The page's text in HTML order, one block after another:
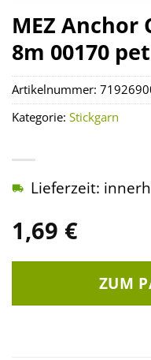
MEZ Anchor
8m 00170
1,69 €
Lieferzeit:
ZUM
Artikelnummer:
Kategorie: Stickgarn